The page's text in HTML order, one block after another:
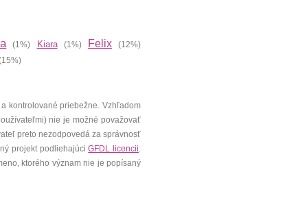
(1%) Kiara(1%) Felix(12%)
kontrolované priebežne. Vzhľadom
nie je možné považovať
preto nezodpovedá za správnosť
projekt podliehajúciGFDL licencii.
ktorého význam nie je popísaný